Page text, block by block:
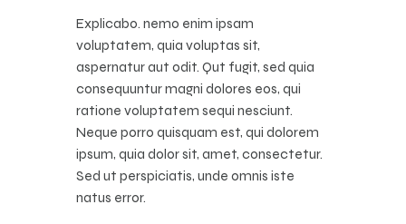
Explicabo. nemo enim ipsam
voluptatem, quia voluptas sit,
aspernatur aut odit. Qut fugit, sed quia
consequuntur magni dolores eos, qui
ratione voluptatem sequi nesciunt.
Neque porro quisquam est, qui dolorem
ipsum, quia dolor sit, amet, consectetur.
Sed ut perspiciatis, unde omnis iste
natus error.